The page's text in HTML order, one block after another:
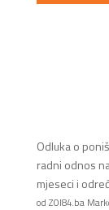
Odluka o
radni odnos
mjeseci i
od ZOI84.ba